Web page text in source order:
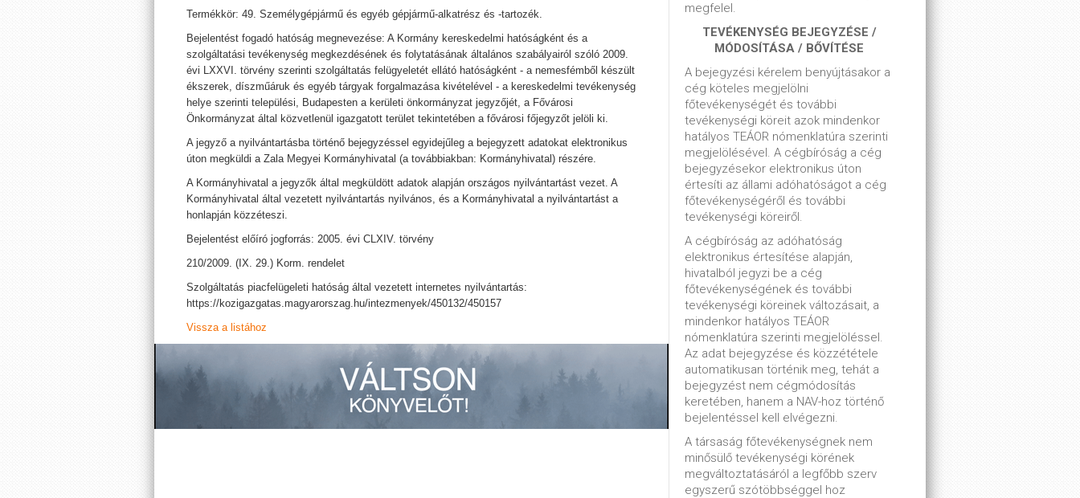
Termékkör: 49. Személygépjármű és egyéb gépjármű-alkatrész és -tartozék.
Bejelentést fogadó hatóság megnevezése: A Kormány kereskedelmi hatóságként és a
szolgáltatási tevékenység megkezdésének és folytatásának általános szabályairól szóló 2009.
évi LXXVI. törvény szerinti szolgáltatás felügyeletét ellátó hatóságként - a nemesfémből készült
ékszerek, díszműáruk és egyéb tárgyak forgalmazása kivételével - a kereskedelmi tevékenység
helye szerinti települési, Budapesten a kerületi önkormányzat jegyzőjét, a Fővárosi
Önkormányzat által közvetlenül igazgatott terület tekintetében a fővárosi főjegyzőt jelöli ki.
A jegyző a nyilvántartásba történő bejegyzéssel egyidejűleg a bejegyzett adatokat elektronikus
úton megküldi a Zala Megyei Kormányhivatal (a továbbiakban: Kormányhivatal) részére.
A Kormányhivatal a jegyzők által megküldött adatok alapján országos nyilvántartást vezet. A
Kormányhivatal által vezetett nyilvántartás nyilvános, és a Kormányhivatal a nyilvántartást a
honlapján közzéteszi.
Bejelentést előíró jogforrás: 2005. évi CLXIV. törvény
210/2009. (IX. 29.) Korm. rendelet
Szolgáltatás piacfelügeleti hatóság által vezetett internetes nyilvántartás:
https://kozigazgatas.magyarorszag.hu/intezmenyek/450132/450157
Vissza a listához
megfelel.
TEVÉKENYSÉG BEJEGYZÉSE /
MÓDOSÍTÁSA / BŐVÍTÉSE
A bejegyzési kérelem benyújtásakor a
cég köteles megjelölni
főtevékenységét és további
tevékenységi köreit azok mindenkor
hatályos TEÁOR nómenklatúra szerinti
megjelölésével. A cégbíróság a cég
bejegyzésekor elektronikus úton
értesíti az állami adóhatóságot a cég
főtevékenységéről és további
tevékenységi köreiről.
A cégbíróság az adóhatóság
elektronikus értesítése alapján,
hivatalból jegyzi be a cég
főtevékenységének és további
tevékenységi köreinek változásait, a
mindenkor hatályos TEÁOR
nómenklatúra szerinti megjelöléssel.
Az adat bejegyzése és közzététele
automatikusan történik meg, tehát a
bejegyzést nem cégmódosítás
keretében, hanem a NAV-hoz történő
bejelentéssel kell elvégezni.
A társaság főtevékenységnek nem
minősülő tevékenységi körének
megváltoztatásáról a legfőbb szerv
egyszerű szótöbbséggel hoz